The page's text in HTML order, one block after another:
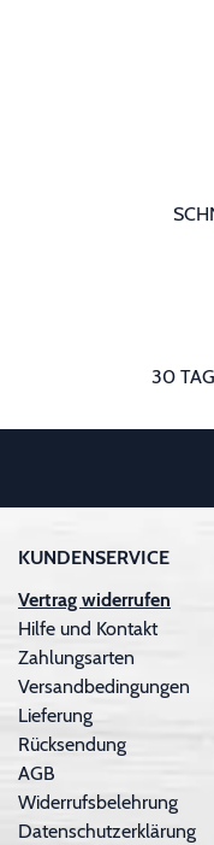
30
KUNDENSERVICE
Vertrag widerrufen
Hilfe und Kontakt
Zahlungsarten
Versandbedingungen
Lieferung
Rücksendung
AGB
Widerrufsbelehrung
Datenschutzerklärung